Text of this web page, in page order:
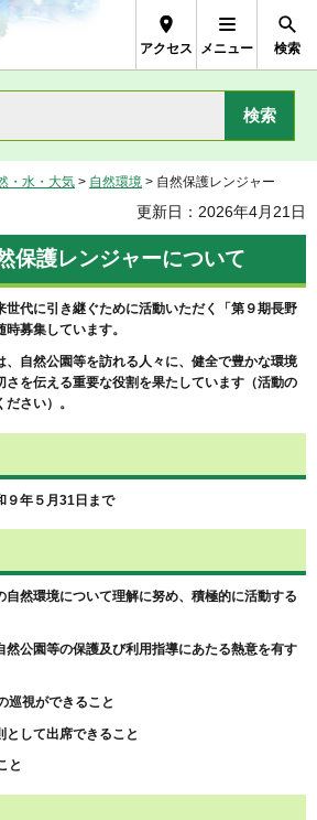
Nagano Prefecture
アクセス メニュー 検索
・水・大気 > 自然環境 > 自然保護レンジャー
更新日：2026年4月21日
保護レンジャーについて
世代に引き継ぐために活動いただく「第９期長野
募集しています。
、自然公園等を訪れる人々に、健全で豊かな環境
さを伝える重要な役割を果たしています（活動の
さい）。
９年５月31日まで
自然環境について理解に努め、積極的に活動する
公園等の保護及び利用指導にあたる熱意を有す
巡視ができること
して出席できること
と